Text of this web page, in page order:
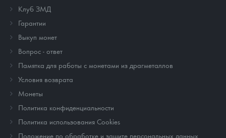
Клуб ЗМД
Гарантии
Выкуп монет
Вопрос - ответ
Памятка для работы с монетами из драгметаллов
Условия возврата
Монеты
Политика конфиденциальности
Политика использования Cookies
Положение по обработке и защите персональных данных